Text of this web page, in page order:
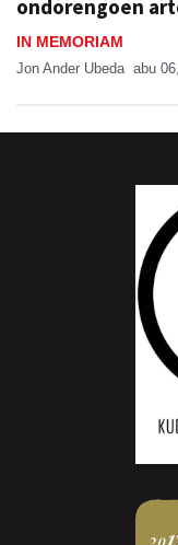
ondorengoen
IN MEMORIAM
Jon Ander Ubeda abu